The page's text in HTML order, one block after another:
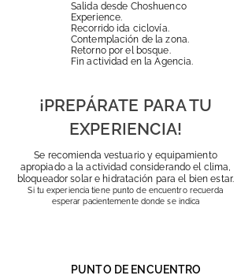
Salida desde Choshuenco
Experience.
Recorrido ida ciclovía.
Contemplación de la zona.
Retorno por el bosque.
Fin actividad en la Agencia.
¡PREPÁRATE PARA TU
EXPERIENCIA!
Se recomienda vestuario y equipamiento
apropiado a la actividad considerando el clima,
bloqueador solar e hidratación para el bien estar.
Si tu experiencia tiene punto de encuentro recuerda
esperar pacientemente donde se indica
PUNTO DE ENCUENTRO